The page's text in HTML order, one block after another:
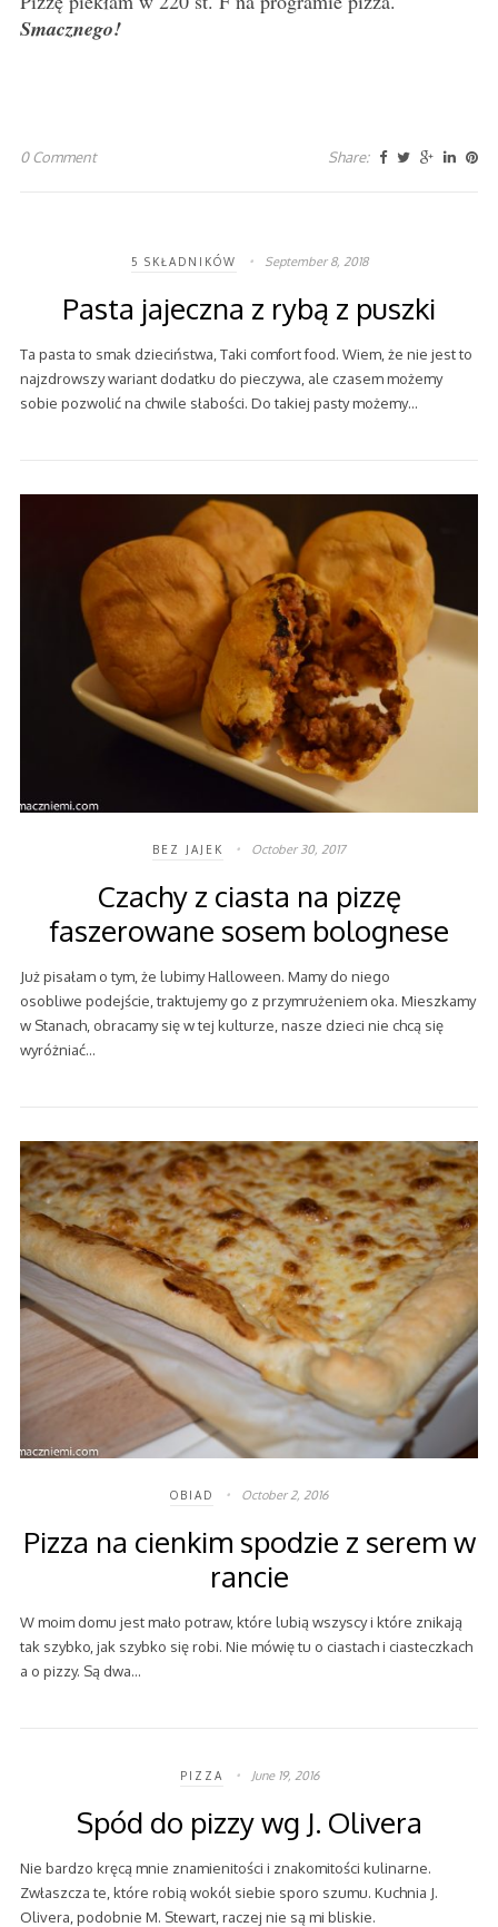
Smacznego!
0 Comment Share:
5 SKŁADNIKÓW September 8, 2018
Pasta jajeczna z rybą z puszki
Ta pasta to smak dzieciństwa, Taki comfort food. Wiem, że nie jest to
najzdrowszy wariant dodatku do pieczywa, ale czasem możemy
sobie pozwolić na chwile słabości. Do takiej pasty możemy…
BEZ JAJEK October 30, 2017
Czachy z ciasta na pizzę
faszerowane sosem bolognese
Już pisałam o tym, że lubimy Halloween. Mamy do niego
osobliwe podejście, traktujemy go z przymrużeniem oka. Mieszkamy
w Stanach, obracamy się w tej kulturze, nasze dzieci nie chcą się
wyróżniać…
OBIAD October 2, 2016
Pizza na cienkim spodzie z serem w
rancie
W moim domu jest mało potraw, które lubią wszyscy i które znikają
tak szybko, jak szybko się robi. Nie mówię tu o ciastach i ciasteczkach
a o pizzy. Są dwa…
PIZZA June 19, 2016
Spód do pizzy wg J. Olivera
Nie bardzo kręcą mnie znamienitości i znakomitości kulinarne.
Zwłaszcza te, które robią wokół siebie sporo szumu. Kuchnia J.
Olivera, podobnie M. Stewart, raczej nie są mi bliskie.